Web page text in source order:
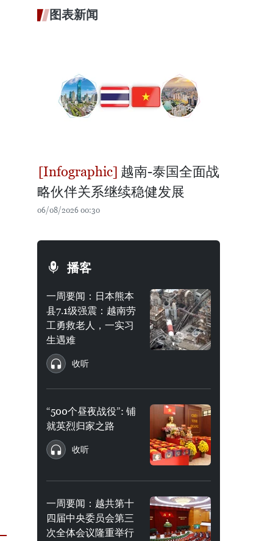
图表新闻
越南-泰国全面战
略伙伴关系继续稳健发展
06/08/2026 00:30
播客
一周要闻：日本熊本
县7.1级强震：越南劳
工勇救老人，一实习
生遇难
收听
“500个昼夜战役”: 铺
就英烈归家之路
收听
一周要闻：越共第十
四届中央委员会第三
次全体会议隆重举行